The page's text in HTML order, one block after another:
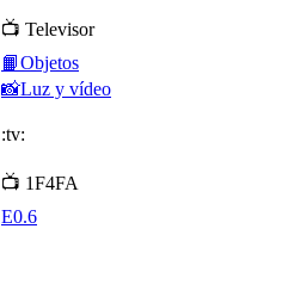
📺 Televisor
📙Objetos
📸Luz y vídeo
:tv:
📺 1F4FA
E0.6